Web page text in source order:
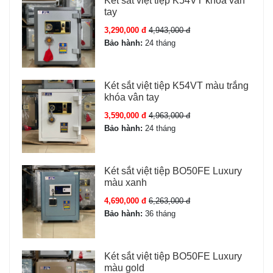
Màu sắc Gold
Tình trạng
Mới 100% – nguyên đai
Nguồn 04 pin AA (pin tiểu 1.5V)
Cấu tạo Két sắt Kassler KL75-LS7-
GOLD
Kết cấu Két sắt kassler KL75 LS7 Gold:
Thân két:
Thép nguyên khối chống cháy, sơn 3 lớp tĩnh
điện — chịu lực tốt, chống cạy phá hiệu quả.
Cửa két:Chốt khóa đa điểm, đảm bảo an toàn khi
đóng.
tay
3,290,000 đ 4,943,000 đ
Bảo hành: 24 tháng
Két sắt việt tiệp K54VT màu trắng
khóa vân tay
3,590,000 đ 4,963,000 đ
Bảo hành: 24 tháng
Két sắt việt tiệp BO50FE Luxury
màu xanh
4,690,000 đ 6,263,000 đ
Bảo hành: 36 tháng
Két sắt việt tiệp BO50FE Luxury
màu gold